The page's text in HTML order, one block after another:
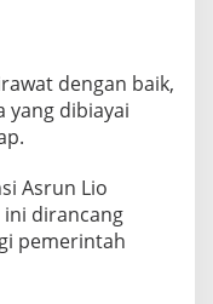
dengan baik,
yang dibiayai
Asrun Lio
ini dirancang
pemerintah